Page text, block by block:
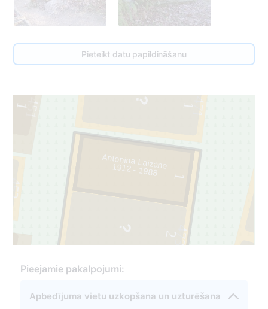
Pieteikt datu papildināšanu
451
452
471
473
1
1
2
1
Antoņina Laizāne
1912 - 1988
Pieejamie pakalpojumi:
Apbedījuma vietu uzkopšana un uzturēšana